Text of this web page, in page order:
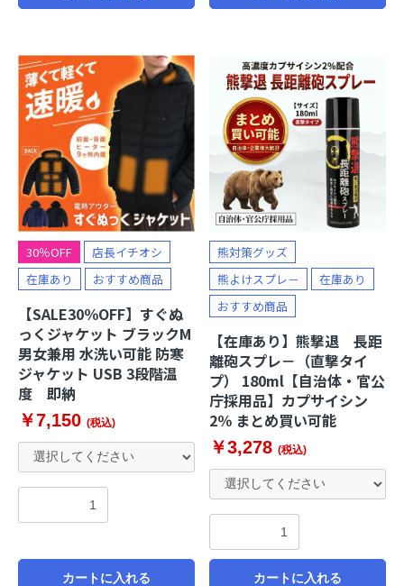
30％OFF
店長イチオシ
在庫あり
おすすめ商品
【SALE30％OFF】すぐぬ
っくジャケット ブラックM
男女兼用 水洗い可能 防寒
ジャケット USB 3段階温
度 即納
￥7,150 (税込)
カートに入れる
熊対策グッズ
熊よけスプレ－
在庫あり
おすすめ商品
【在庫あり】熊撃退 長距
離砲スプレ－（直撃タイ
プ） 180ml【自治体・官公
庁採用品】カプサイシン
2％ まとめ買い可能
￥3,278 (税込)
カートに入れる